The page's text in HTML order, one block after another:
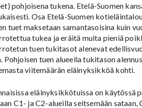
pohjoisena tukena. Etelä-Suomen
Osa Etelä-Suomen
tuet maksetaan samantasoisina kuin
tukea ja eräitä muita pieniä
tuen tukitasot alenevat
tuen alueella tukitason
viitemäärän eläinyksikköä kohti.
eläinyksikkötuissa on käytössä
C1- ja C2-alueilla seitsemään